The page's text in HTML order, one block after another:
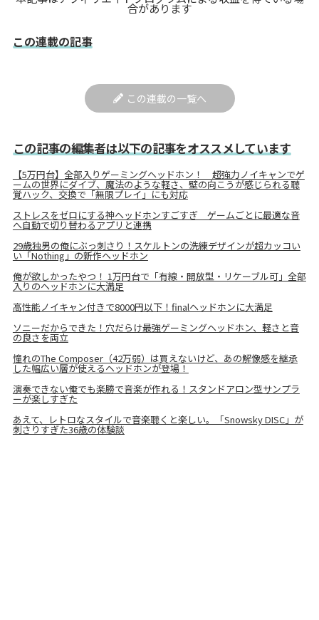
合があります
この連載の記事
この連載の一覧へ
この記事の編集者は以下の記事をオススメしています
【5万円台】全部入りゲーミングヘッドホン！ 超強力ノイキャンでゲ
ームの世界にダイブ、魔法のような軽さ、壁の向こうが感じられる聴
覚ハック、交換で「無限プレイ」にも対応
ストレスをゼロにする神ヘッドホンすごすぎ ゲームごとに最適な音
へ自動で切り替わるアプリと連携
29歳独男の俺にぶっ刺さり！スケルトンの洗練デザインが超カッコい
い「Nothing」の新作ヘッドホン
俺が欲しかったやつ！ 1万円台で「有線・開放型・リケーブル可」全部
入りのヘッドホンに大満足
高性能ノイキャン付きで8000円以下！finalヘッドホンに大満足
ソニーだからできた！穴だらけ最強ゲーミングヘッドホン、軽さと音
の良さを両立
憧れのThe Composer（42万弱）は買えないけど、あの解像感を継承
した幅広い層が使えるヘッドホンが登場！
演奏できない俺でも楽勝で音楽が作れる！スタンドアロン型サンプラ
ーが楽しすぎた
あえて、レトロなスタイルで音楽聴くと楽しい。「Snowsky DISC」が
刺さりすぎた36歳の体験談